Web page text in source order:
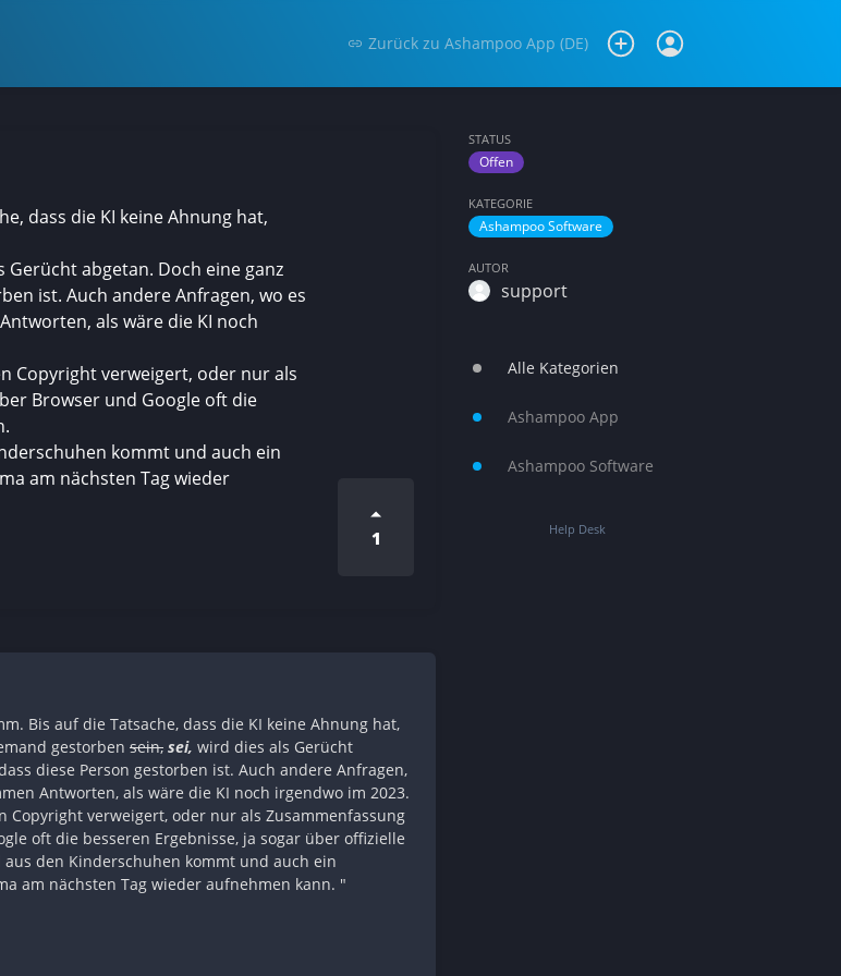
Zurück zu Ashampoo App (DE)
dass die KI keine Ahnung hat,
abgetan. Doch eine ganz
ist. Auch andere Anfragen, wo es
als wäre die KI noch
Copyright verweigert, oder nur als
Browser und Google oft die
kommt und auch ein
am nächsten Tag wieder
1
Bis auf die Tatsache, dass die KI keine Ahnung hat,
gestorben sein, sei, wird dies als Gerücht
diese Person gestorben ist. Auch andere Anfragen,
Antworten, als wäre die KI noch irgendwo im 2023.
verweigert, oder nur als Zusammenfassung
oft die besseren Ergebnisse, ja sogar über offizielle
den Kinderschuhen kommt und auch ein
am nächsten Tag wieder aufnehmen kann. "
STATUS
Offen
KATEGORIE
Ashampoo Software
AUTOR
support
Alle Kategorien
Ashampoo App
Ashampoo Software
Help Desk